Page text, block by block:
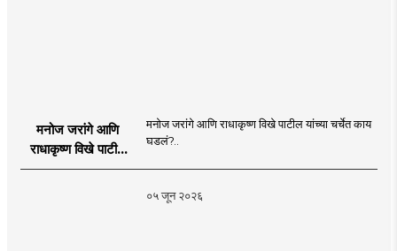
मनोज जरांगे आणि
राधाकृष्ण विखे पाटील
यांच्या चर्चेत काय घडलं?
मनोज जरांगे आणि राधाकृष्ण विखे पाटील यांच्या चर्चेत काय
घडलं?..
०५ जून २०२६